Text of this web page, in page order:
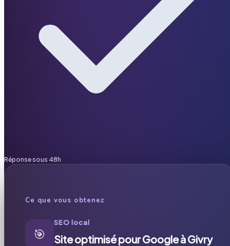
Réponse sous 48h
Ce que vous obtenez
🎯
SEO local
Site optimisé pour Google à Givry